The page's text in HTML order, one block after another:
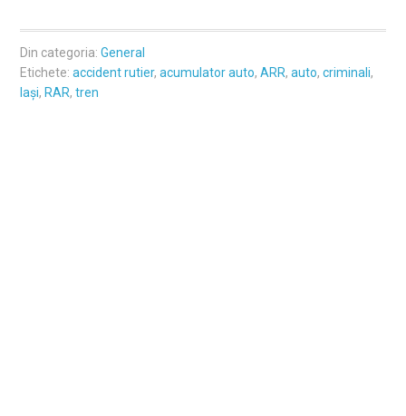
Din categoria:General
Etichete:accident rutier,acumulator auto,ARR,auto,criminali,
Iași, RAR,tren